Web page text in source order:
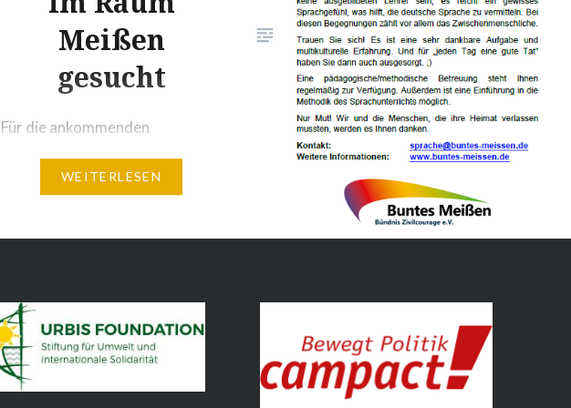
Uhr…
Meißen
gesucht
Für die ankommenden
suchen wir wieder Menschen mit
Eine pädagogische/methodische
Betreuung steht Ihnen
regelmäßig zur Verfügung.
Auch eine Einführung in die
WEITERLESEN